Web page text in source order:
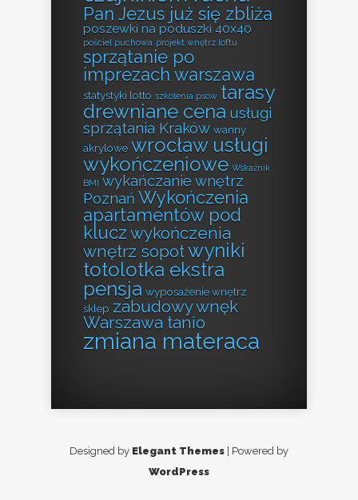
Pan Jezus już się zbliża
poszewki na poduszki 40x40
pościel puchowa projekt wnętrz loftu
sprzątanie po
imprezach warszawa
statystyki lotto szkolenia psów tarasy
drewniane cena usługi
sprzątania Kraków wanny
akrylowe wrocław usługi
wykończeniowe Wskaźnik
BMI wykańczanie wnętrz
Poznań Wykończenia
apartamentów pod
klucz wykończenia
wnętrz sopotwyniki
totolotka ekstra
pensja wyposażenie wnętrz
sklep zabudowy wnęk
Warszawa tanio
zmiana materaca
Designed by Elegant Themes | Powered by
WordPress